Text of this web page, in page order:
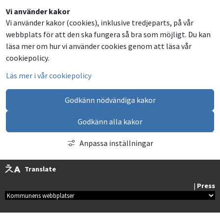
Vi använder kakor
Vi använder kakor (cookies), inklusive tredjeparts, på vår
webbplats för att den ska fungera så bra som möjligt. Du kan
läsa mer om hur vi använder cookies genom att läsa vår
cookiepolicy.
Läs mer i vår cookiepolicy
Godkänn nödvändiga kakor
Godkänn alla kakor
Anpassa inställningar
Translate
| Press
Kommunala webbplatser
Dela
på
Facebook
Dela
på
Twitter
Dela
på
LinkedIn
Dela
via
email